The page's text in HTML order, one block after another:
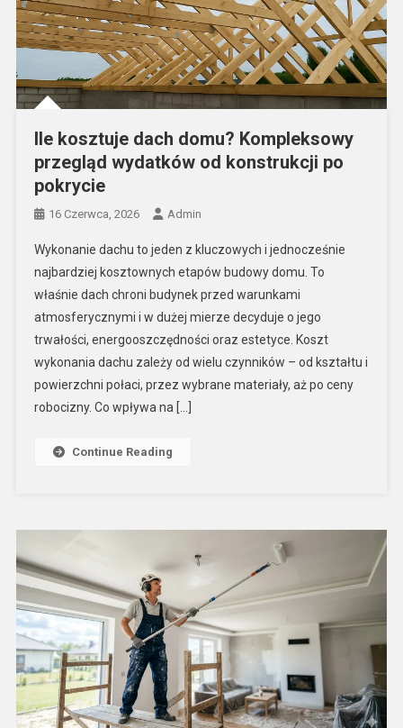
Ile kosztuje dach domu? Kompleksowy
przegląd wydatków od konstrukcji po
pokrycie
16 Czerwca, 2026 Admin
Wykonanie dachu to jeden z kluczowych i jednocześnie
najbardziej kosztownych etapów budowy domu. To
właśnie dach chroni budynek przed warunkami
atmosferycznymi i w dużej mierze decyduje o jego
trwałości, energooszczędności oraz estetyce. Koszt
wykonania dachu zależy od wielu czynników – od kształtu i
powierzchni połaci, przez wybrane materiały, aż po ceny
robocizny. Co wpływa na […]
Continue Reading